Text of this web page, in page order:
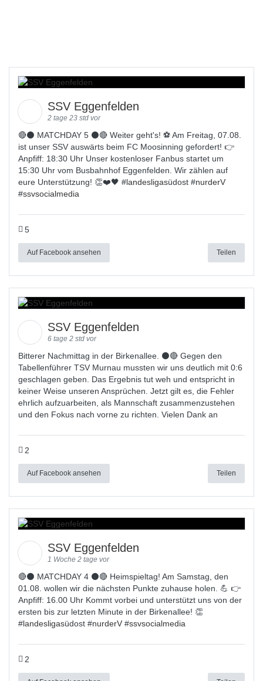
SSV Eggenfelden
2 tage 23 std vor
🔴⚫️ MATCHDAY 5 ⚫️🔴 Weiter geht's! ⚽ Am Freitag, 07.08.
ist unser SSV auswärts beim FC Moosinning gefordert! 👉
Anpfiff: 18:30 Uhr Unser kostenloser Fanbus startet um
15:30 Uhr vom Busbahnhof Eggenfelden. Wir zählen auf
eure Unterstützung! 👏❤️🖤 #landesligasüdost #nurderV
#ssvsocialmedia
5
Auf Facebook ansehen Teilen
SSV Eggenfelden
6 tage 2 std vor
Bitterer Nachmittag in der Birkenallee. ⚫🔴 Gegen den
Tabellenführer TSV Murnau mussten wir uns deutlich mit 0:6
geschlagen geben. Das Ergebnis tut weh und entspricht in
keiner Weise unseren Ansprüchen. Jetzt gilt es, die Fehler
ehrlich aufzuarbeiten, als Mannschaft zusammenzustehen
und den Fokus nach vorne zu richten. Vielen Dank an
2
Auf Facebook ansehen Teilen
SSV Eggenfelden
1 Woche 2 tage vor
🔴⚫ MATCHDAY 4 ⚫🔴 Heimspieltag! Am Samstag, den
01.08. wollen wir die nächsten Punkte zuhause holen. 💪 👉
Anpfiff: 16.00 Uhr Kommt vorbei und unterstützt uns von der
ersten bis zur letzten Minute in der Birkenallee! 👏
#landesligasüdost #nurderV #ssvsocialmedia
2